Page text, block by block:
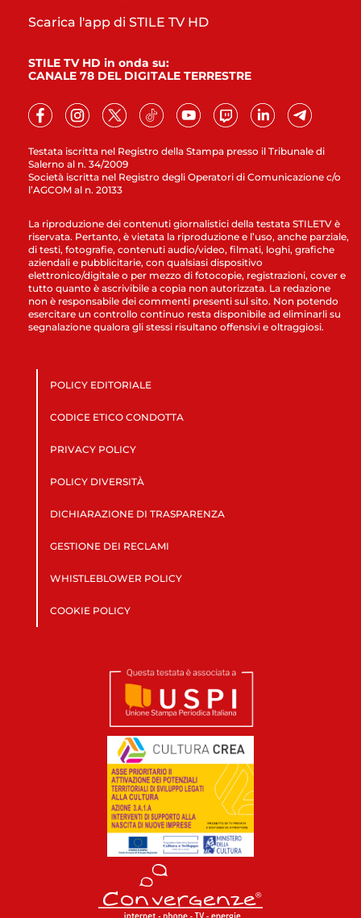
Testata iscritta nel Registro della Stampa presso il Tribunale di
Salerno al n. 34/2009
Società iscritta nel Registro degli Operatori di Comunicazione c/o
l’AGCOM al n. 20133
Scarica l'app di STILE TV HD
STILE TV HD in onda su:
CANALE 78 DEL DIGITALE TERRESTRE
La riproduzione dei contenuti giornalistici della testata STILETV è
riservata. Pertanto, è vietata la riproduzione e l’uso, anche parziale,
di testi, fotografie, contenuti audio/video, filmati, loghi, grafiche
aziendali e pubblicitarie, con qualsiasi dispositivo
elettronico/digitale o per mezzo di fotocopie, registrazioni, cover e
tutto quanto è ascrivibile a copia non autorizzata. La redazione
non è responsabile dei commenti presenti sul sito. Non potendo
esercitare un controllo continuo resta disponibile ad eliminarli su
segnalazione qualora gli stessi risultano offensivi e oltraggiosi.
POLICY EDITORIALE
CODICE ETICO CONDOTTA
PRIVACY POLICY
POLICY DIVERSITÀ
DICHIARAZIONE DI TRASPARENZA
GESTIONE DEI RECLAMI
WHISTLEBLOWER POLICY
COOKIE POLICY